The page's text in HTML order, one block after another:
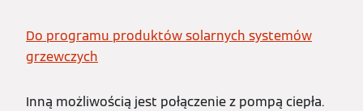
Do programu produktów solarnych systemów
grzewczych
Inną możliwością jest połączenie z pompą ciepła.